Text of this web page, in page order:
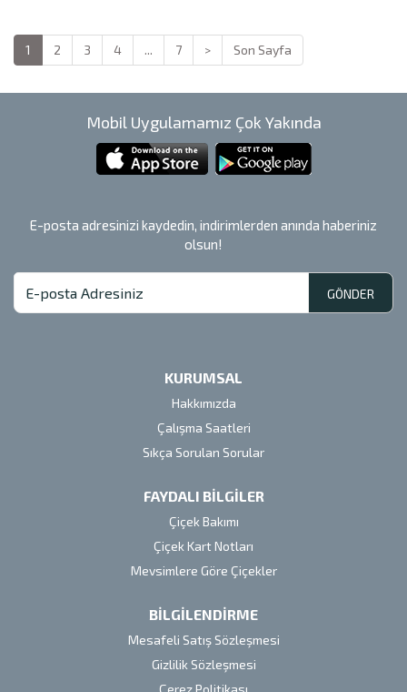
1 2 3 4 ... 7 > Son Sayfa
Mobil Uygulamamız Çok Yakında
E-posta adresinizi kaydedin, indirimlerden anında haberiniz
olsun!
GÖNDER
KURUMSAL
Hakkımızda
Çalışma Saatleri
Sıkça Sorulan Sorular
FAYDALI BİLGİLER
Çiçek Bakımı
Çiçek Kart Notları
Mevsimlere Göre Çiçekler
BİLGİLENDİRME
Mesafeli Satış Sözleşmesi
Gizlilik Sözleşmesi
Çerez Politikası